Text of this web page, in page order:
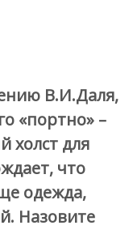
В.И.Даля,
«портно» –
холст для
что
одежда,
Назовите